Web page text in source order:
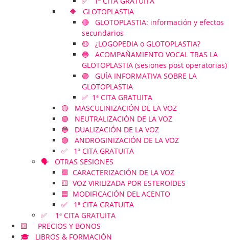
🔶 GLOTOPLASTIA
🔴 GLOTOPLASTIA: información y efectos
secundarios
🟡 ¿LOGOPEDIA o GLOTOPLASTIA?
🔵 ACOMPAÑAMIENTO VOCAL TRAS LA
GLOTOPLASTIA (sesiones post operatorias)
🟣 GUÍA INFORMATIVA SOBRE LA
GLOTOPLASTIA
✅ 1ª CITA GRATUITA
🟡 MASCULINIZACIÓN DE LA VOZ
🟢 NEUTRALIZACIÓN DE LA VOZ
🔵 DUALIZACIÓN DE LA VOZ
🟣 ANDROGINIZACIÓN DE LA VOZ
✅ 1ª CITA GRATUITA
🗣️ OTRAS SESIONES
🟪 CARACTERIZACIÓN DE LA VOZ
🟨 VOZ VIRILIZADA POR ESTEROÏDES
🟦 MODIFICACIÓN DEL ACENTO
✅ 1ª CITA GRATUITA
✅ 1ª CITA GRATUITA
🟨 PRECIOS Y BONOS
🎓 LIBROS & FORMACIÓN